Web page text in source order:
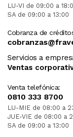
LU-VI de 09:00 a
SA de 09:00 a 13:00
Cobranza de
Servicios a
Ventas
Venta telefónica:
0810 333 8700
LU-MIE de 08:00 a
JUE-VIE de 08:00 a
SA de 09:00 a 13:00